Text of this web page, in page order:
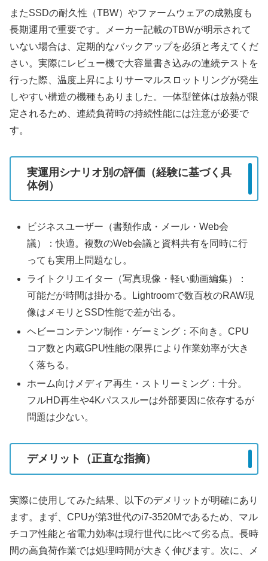
またSSDの耐久性（TBW）やファームウェアの成熟度も
長期運用で重要です。メーカー記載のTBWが明示されて
いない場合は、定期的なバックアップを必須と考えてくだ
さい。実際にレビュー機で大容量書き込みの連続テストを
行った際、温度上昇によりサーマルスロットリングが発生
しやすい構造の機種もありました。一体型筐体は放熱が限
定されるため、連続負荷時の持続性能には注意が必要で
す。
実運用シナリオ別の評価（経験に基づく具
体例）
ビジネスユーザー（書類作成・メール・Web会
議）：快適。複数のWeb会議と資料共有を同時に行
っても実用上問題なし。
ライトクリエイター（写真現像・軽い動画編集）：
可能だが時間は掛かる。Lightroomで数百枚のRAW現
像はメモリとSSD性能で差が出る。
ヘビーコンテンツ制作・ゲーミング：不向き。CPU
コア数と内蔵GPU性能の限界により作業効率が大き
く落ちる。
ホーム向けメディア再生・ストリーミング：十分。
フルHD再生や4Kパススルーは外部要因に依存するが
問題は少ない。
デメリット（正直な指摘）
実際に使用してみた結果、以下のデメリットが明確にあり
ます。まず、CPUが第3世代のi7-3520Mであるため、マル
チコア性能と省電力効率は現行世代に比べて劣る点。長時
間の高負荷作業では処理時間が大きく伸びます。次に、メ